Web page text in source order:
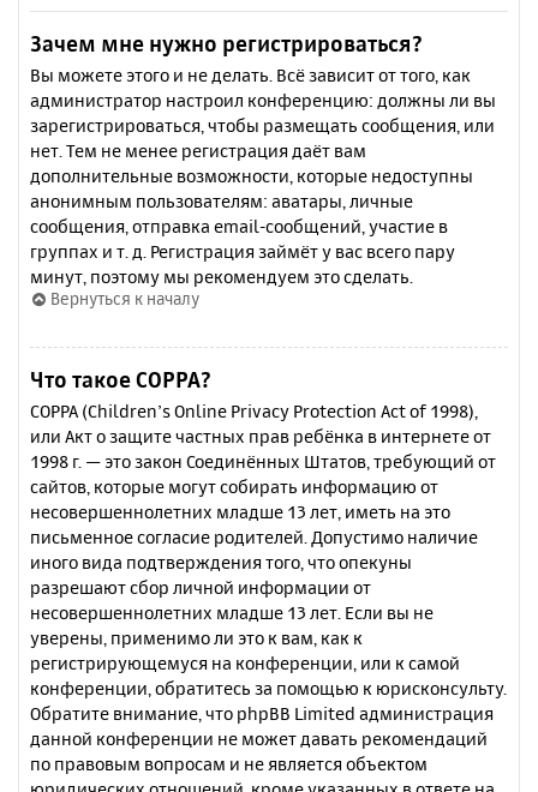
Зачем мне нужно регистрироваться?
Вы можете этого и не делать. Всё зависит от того, как
администратор настроил конференцию: должны ли вы
зарегистрироваться, чтобы размещать сообщения, или
нет. Тем не менее регистрация даёт вам
дополнительные возможности, которые недоступны
анонимным пользователям: аватары, личные
сообщения, отправка email-сообщений, участие в
группах и т. д. Регистрация займёт у вас всего пару
минут, поэтому мы рекомендуем это сделать.
Вернуться к началу
Что такое COPPA?
COPPA (Children’s Online Privacy Protection Act of 1998),
или Акт о защите частных прав ребёнка в интернете от
1998 г. — это закон Соединённых Штатов, требующий от
сайтов, которые могут собирать информацию от
несовершеннолетних младше 13 лет, иметь на это
письменное согласие родителей. Допустимо наличие
иного вида подтверждения того, что опекуны
разрешают сбор личной информации от
несовершеннолетних младше 13 лет. Если вы не
уверены, применимо ли это к вам, как к
регистрирующемуся на конференции, или к самой
конференции, обратитесь за помощью к юрисконсульту.
Обратите внимание, что phpBB Limited администрация
данной конференции не может давать рекомендаций
по правовым вопросам и не является объектом